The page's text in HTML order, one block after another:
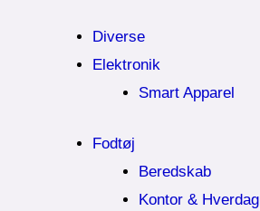
Diverse
Elektronik
Smart Apparel
Fodtøj
Beredskab
Kontor & Hverdag